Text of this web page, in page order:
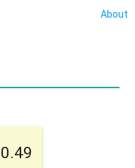
About
0.49